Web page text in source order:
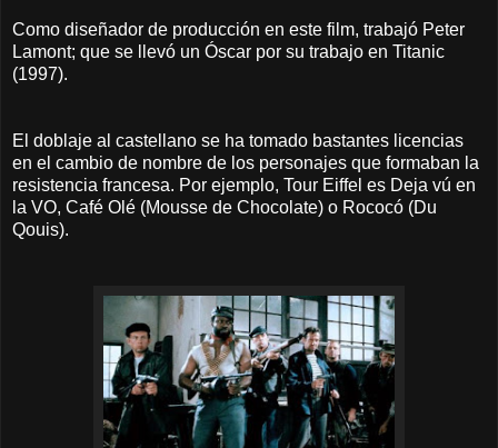
Como diseñador de producción en este film, trabajó Peter
Lamont; que se llevó un Óscar por su trabajo en Titanic
(1997).
El doblaje al castellano se ha tomado bastantes licencias
en el cambio de nombre de los personajes que formaban la
resistencia francesa. Por ejemplo, Tour Eiffel es Deja vú en
la VO, Café Olé (Mousse de Chocolate) o Rococó (Du
Qouis).